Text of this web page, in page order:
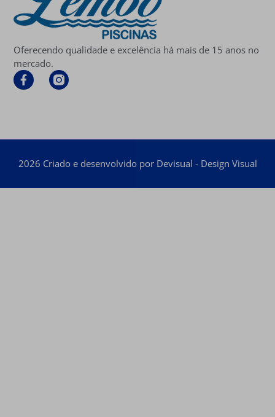
Oferecendo qualidade e excelência há mais de 15 anos no
mercado.
2026 Criado e desenvolvido por Devisual - Design Visual